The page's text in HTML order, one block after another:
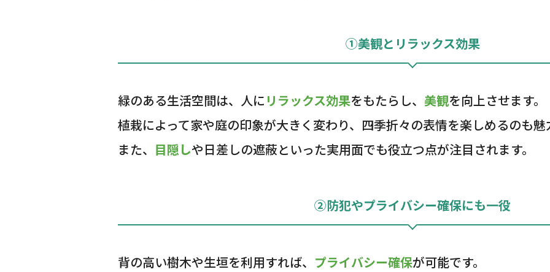
①美観とリラックス効果
緑のある生活空間は、人に リラックス効果をもたらし、 美観を向上させます。
植栽によって家や庭の印象が大きく変わり、四季折々の表情を楽しめるのも魅
また、 目隠しや日差しの遮蔽といった実用面でも役立つ点が注目されます。
②防犯やプライバシー確保にも一役
背の高い樹木や生垣を利用すれば、 プライバシー確保が可能です。